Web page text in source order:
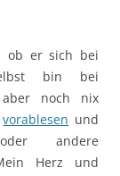
ob er sich bei
bin bei
aber noch nix
vorablesen und
andere
Herz und